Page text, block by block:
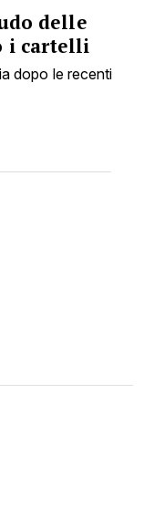
delle
i cartelli
dopo le recenti